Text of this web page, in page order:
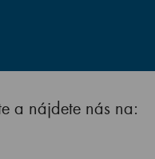
a nájdete nás na: